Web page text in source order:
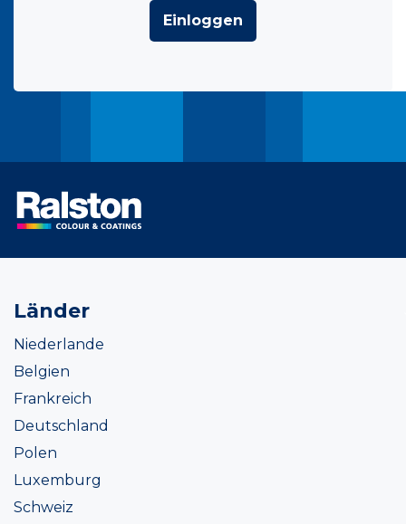
Einloggen
Länder
Niederlande
Belgien
Frankreich
Deutschland
Polen
Luxemburg
Schweiz